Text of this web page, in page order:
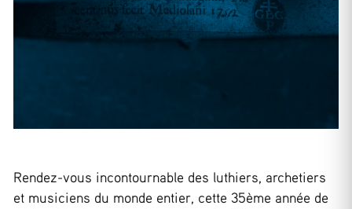
Rendez-vous incontournable des luthiers, archetiers
et musiciens du monde entier, cette 35ème année de